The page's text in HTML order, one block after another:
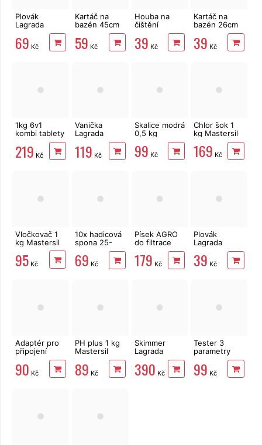
Plovák
Lagrada
bazénový na
tablety 200
69 Kč
Kartáč na
bazén 45cm
59 Kč
Houba na
čištění
Lagrada
85806
39 Kč
Kartáč na
bazén 26cm
85805
39 Kč
1kg 6v1
kombi tablety
Multiplex
Mastersil
219 Kč
Vanička
Lagrada
oplach nohou
119 Kč
Skalice modrá
0,5 kg
99 Kč
Chlor šok 1
kg Mastersil
169 Kč
Vločkovač 1
kg Mastersil
95 Kč
10x hadicová
spona 25-
40mm pro
hadici 1"
69 Kč
Písek AGRO
do filtrace
bazénů 0,6 -
1,20 mm 25kg
179 Kč
Plovák
Lagrada
bazénový na
tablety 20 g,
39 Kč
Adaptér pro
připojení
nebo
skimmeru k
90 Kč
PH plus 1 kg
Mastersil
89 Kč
Skimmer
Lagrada
84805, 150 x
144 mm
390 Kč
Tester 3
parametry
chlór, pH,
alkalita, 50ks
99 Kč